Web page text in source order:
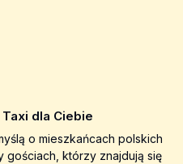
dla Ciebie
o mieszkańcach polskich
gościach, którzy znajdują się